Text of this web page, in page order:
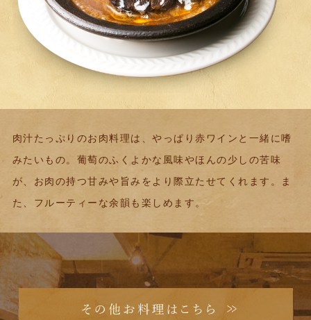
肉汁たっぷりのお肉料理は、やっぱり赤ワインと一緒に嗜
みたいもの。 葡萄のふくよかな風味やほんの少しの苦味
が、お肉の持つ甘みや旨みをより際立たせてくれます。
ま
た、フルーティーな余韻も楽しめます。